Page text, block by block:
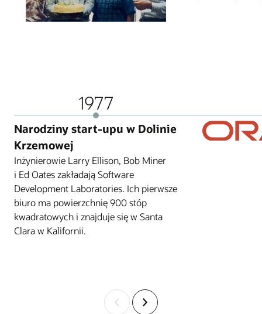
1977
Narodziny start-upu w Dolinie
Krzemowej
Inżynierowie Larry Ellison, Bob Miner
i Ed Oates zakładają Software
Development Laboratories. Ich pierwsze
biuro ma powierzchnię 900 stóp
kwadratowych i znajduje się w Santa
Clara w Kalifornii.
PoprzedniNastępny